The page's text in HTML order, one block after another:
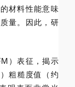
材料性能意味
量。因此，研
）表征，揭示
粗糙度值（约